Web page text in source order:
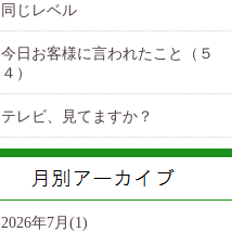
同じレベル
今日お客様に言われたこと（５
４）
テレビ、見てますか？
2026年7月(1)